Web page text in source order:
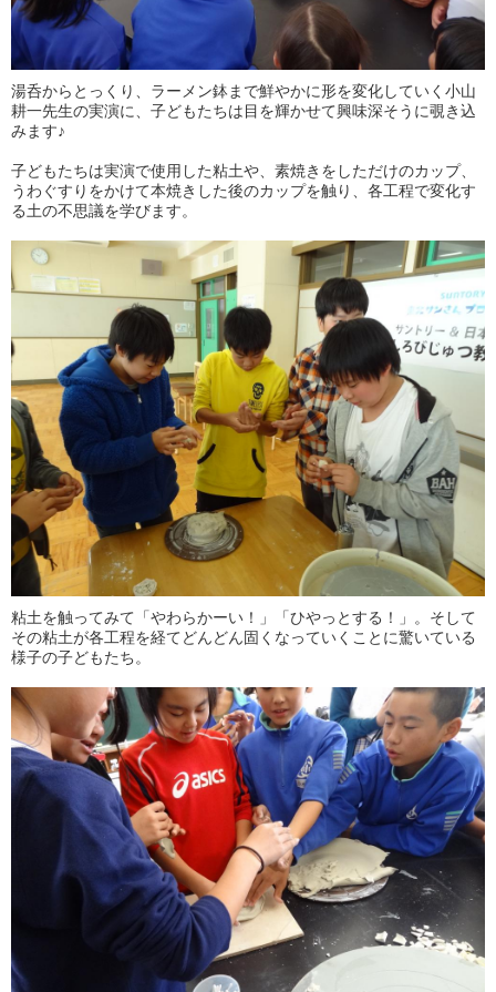
湯呑からとっくり、ラーメン鉢まで鮮やかに形を変化していく小山
耕一先生の実演に、子どもたちは目を輝かせて興味深そうに覗き込
みます♪
子どもたちは実演で使用した粘土や、素焼きをしただけのカップ、
うわぐすりをかけて本焼きした後のカップを触り、各工程で変化す
る土の不思議を学びます。
粘土を触ってみて「やわらかーい！」「ひやっとする！」。そして
その粘土が各工程を経てどんどん固くなっていくことに驚いている
様子の子どもたち。